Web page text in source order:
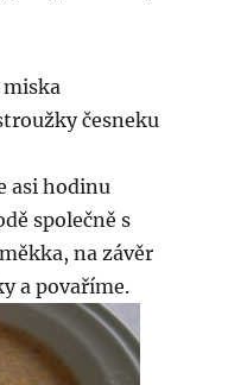
miska
česneku
asi hodinu
společně s
na závěr
a povaříme.